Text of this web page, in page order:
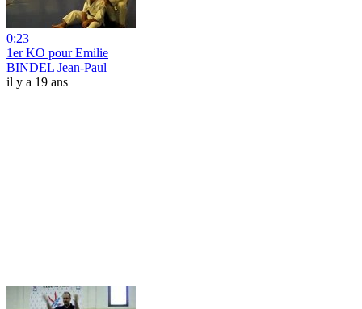
0:23
1er KO pour Emilie
BINDEL Jean-Paul
il y a 19 ans